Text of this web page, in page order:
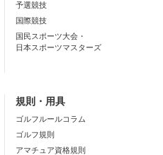
予選競技
国際競技
国民スポーツ大会・
日本スポーツマスターズ
規則・用具
ゴルフルールコラム
ゴルフ規則
アマチュア資格規則